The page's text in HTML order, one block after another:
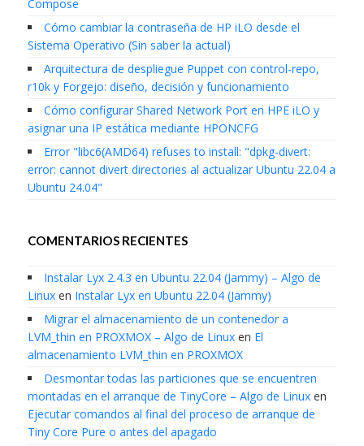
Compose
Cómo cambiar la contraseña de HP iLO desde el
Sistema Operativo (Sin saber la actual)
Arquitectura de despliegue Puppet con control-repo,
r10k y Forgejo: diseño, decisión y funcionamiento
Cómo configurar Shared Network Port en HPE iLO y
asignar una IP estática mediante HPONCFG
Error "libc6(AMD64) refuses to install: "dpkg-divert:
error: cannot divert directories al actualizar Ubuntu 22.04 a
Ubuntu 24.04"
COMENTARIOS RECIENTES
Instalar Lyx 2.4.3 en Ubuntu 22.04 (Jammy) – Algo de
Linuxen Instalar Lyx en Ubuntu 22.04 (Jammy)
Migrar el almacenamiento de un contenedor a
LVM_thin en PROXMOX – Algo de Linuxen El
almacenamiento LVM_thin en PROXMOX
Desmontar todas las particiones que se encuentren
montadas en el arranque de TinyCore – Algo de Linuxen
Ejecutar comandos al final del proceso de arranque de
Tiny Core Pure o antes del apagado